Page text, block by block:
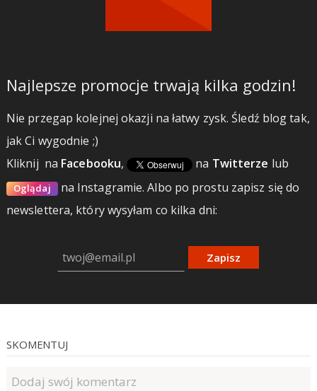
Najlepsze promocje trwają kilka godzin!
Nie przegap kolejnej okazji na łatwy zysk. Śledź blog tak,
jak Ci wygodnie ;)
Kliknij na Facebooku, na Twitterze lub
Oglądaj na Instagramie.Albo po prostu zapisz się do
newslettera, który wysyłam co kilka dni:
Zapisz
SKOMENTUJ